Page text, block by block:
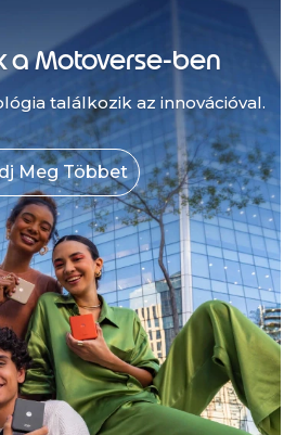
a Motoverse-ben
találkozik az innovációval.
Meg Többet